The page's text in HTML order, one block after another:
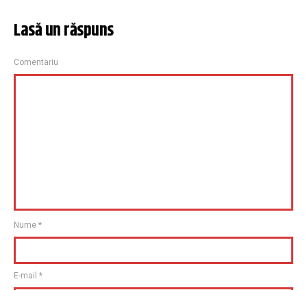
Lasă un răspuns
Comentariu
Nume *
E-mail *